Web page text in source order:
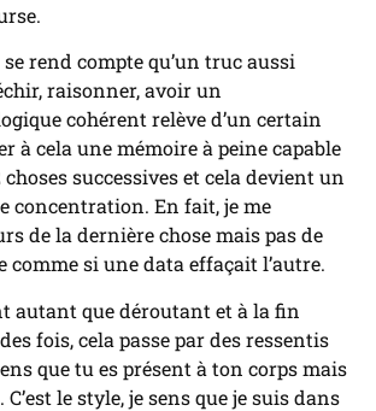
se rend compte qu’un truc aussi
raisonner, avoir un
cohérent relève d’un certain
à cela une mémoire à peine capable
choses successives et cela devient un
concentration. En fait, je me
de la dernière chose mais pas de
comme si une data effaçait l’autre.
autant que déroutant et à la fin
fois, cela passe par des ressentis
que tu es présent à ton corps mais
le style, je sens que je suis dans